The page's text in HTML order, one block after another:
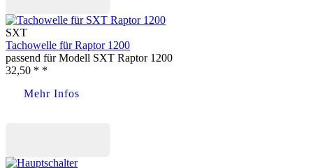
SXT
Tachowelle für Raptor 1200
passend für Modell SXT Raptor 1200
32,50 * *
Mehr Infos